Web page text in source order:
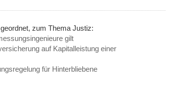
zum Thema Justiz:
gilt
auf Kapitalleistung einer
für Hinterbliebene